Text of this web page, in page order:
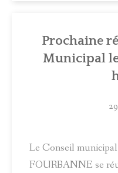
Prochaine
Municipal
Le Conseil
FOURBANNE se